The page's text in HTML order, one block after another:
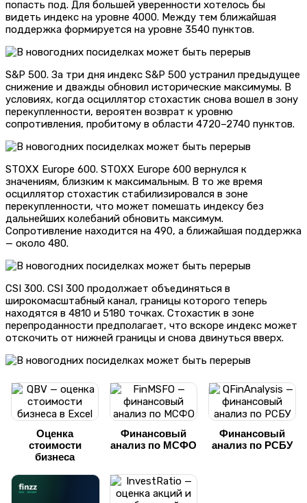
попасть под. Для большей уверенности хотелось бы
видеть индекс на уровне 4000. Между тем ближайшая
поддержка формируется на уровне 3540 пунктов.
S&P 500. За три дня индекс S&P 500 устранил предыдущее
снижение и дважды обновил исторические максимумы. В
условиях, когда осциллятор стохастик снова вошел в зону
перекупленности, вероятен возврат к уровню
сопротивления, пробитому в области 4720–2740 пунктов.
STOXX Europe 600. STOXX Europe 600 вернулся к
значениям, близким к максимальным. В то же время
осциллятор стохастик стабилизировался в зоне
перекупленности, что может помешать индексу без
дальнейших колебаний обновить максимум.
Сопротивление находится на 490, а ближайшая поддержка
— около 480.
CSI 300. CSI 300 продолжает объединяться в
широкомасштабный канал, границы которого теперь
находятся в 4810 и 5180 точках. Стохастик в зоне
перепроданности предполагает, что вскоре индекс может
отскочить от нижней границы и снова двинуться вверх.
Оценка
стоимости
бизнеса
Финансовый
анализ по МСФО
Финансовый
анализ по РСБУ